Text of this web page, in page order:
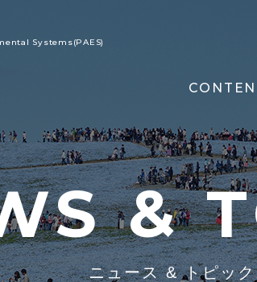
Systems(PAES)
&
ニュース & トピッ